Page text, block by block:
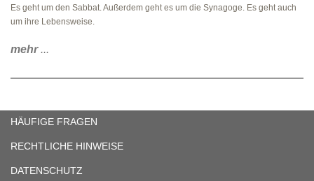
Es geht um den Sabbat. Außerdem geht es um die Synagoge. Es geht auch
um ihre Lebensweise.
mehr...
HÄUFIGE FRAGEN
RECHTLICHE HINWEISE
DATENSCHUTZ